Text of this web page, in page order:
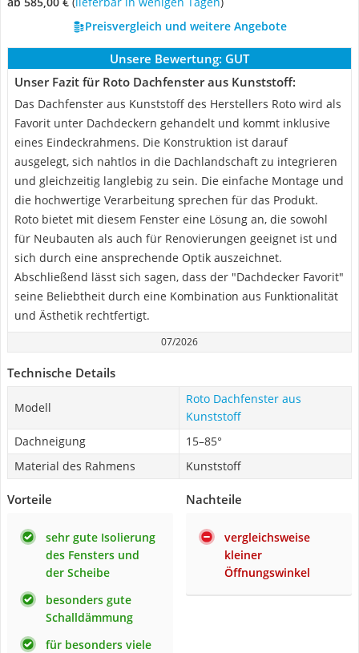
Preisvergleich und weitere Angebote
Unsere Bewertung: GUT
Unser Fazit für Roto Dachfenster aus Kunststoff:
Das Dachfenster aus Kunststoff des Herstellers Roto wird als
Favorit unter Dachdeckern gehandelt und kommt inklusive
eines Eindeckrahmens. Die Konstruktion ist darauf
ausgelegt, sich nahtlos in die Dachlandschaft zu integrieren
und gleichzeitig langlebig zu sein. Die einfache Montage und
die hochwertige Verarbeitung sprechen für das Produkt.
Roto bietet mit diesem Fenster eine Lösung an, die sowohl
für Neubauten als auch für Renovierungen geeignet ist und
sich durch eine ansprechende Optik auszeichnet.
Abschließend lässt sich sagen, dass der "Dachdecker Favorit"
seine Beliebtheit durch eine Kombination aus Funktionalität
und Ästhetik rechtfertigt.
07/2026
Technische Details
Modell
Roto Dachfenster aus
Kunststoff
Dachneigung
15–85°
Material des Rahmens
Kunststoff
Vorteile
sehr gute Isolierung
des Fensters und
der Scheibe
besonders gute
Schalldämmung
für besonders viele
Nachteile
vergleichsweise
kleiner
Öffnungswinkel